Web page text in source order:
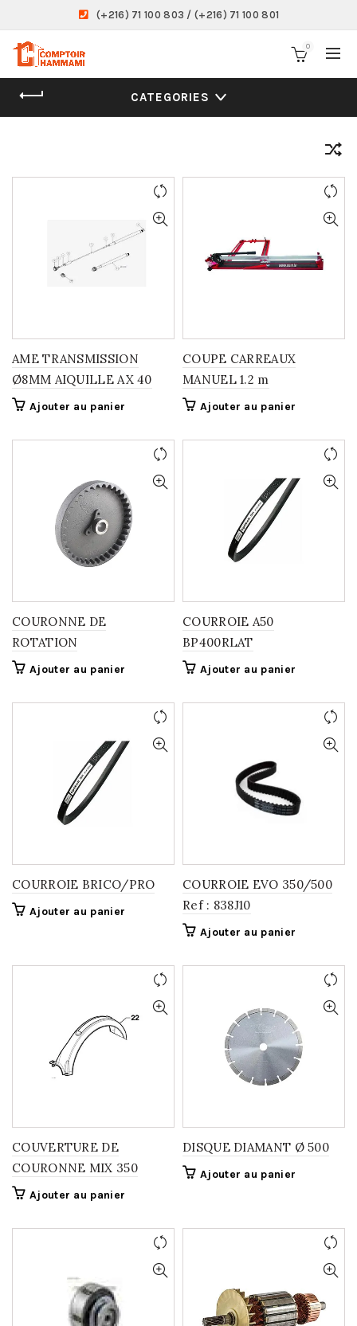
(+216) 71 100 803 / (+216) 71 100 801
0
CATEGORIES
AME TRANSMISSION
Ø8MM AIQUILLE AX 40
Ajouter au panier
COUPE CARREAUX
MANUEL 1.2 m
Ajouter au panier
COURONNE DE
ROTATION
Ajouter au panier
COURROIE A50
BP400RLAT
Ajouter au panier
COURROIE BRICO/PRO
Ajouter au panier
COURROIE EVO 350/500
Ref : 838J10
Ajouter au panier
COUVERTURE DE
COURONNE MIX 350
Ajouter au panier
DISQUE DIAMANT Ø 500
Ajouter au panier